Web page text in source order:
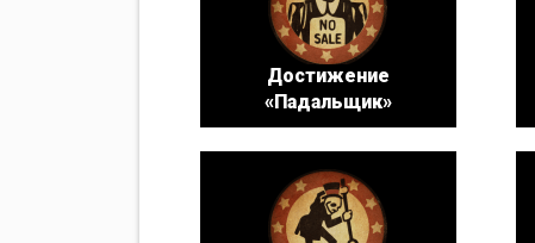
Достижение
«Падальщик»